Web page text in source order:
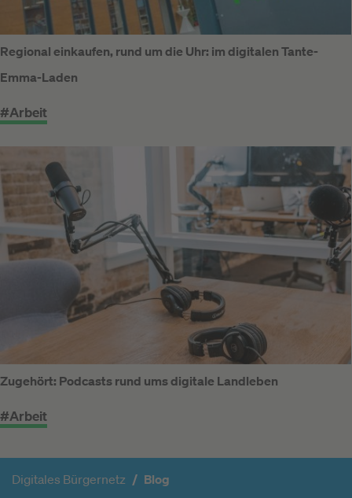
Regional einkaufen, rund um die Uhr: im digitalen Tante-
Emma-Laden
#Arbeit
Zugehört: Podcasts rund ums digitale Landleben
#Arbeit
Digitales Bürgernetz Blog